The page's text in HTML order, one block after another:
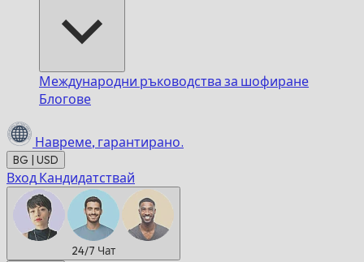
Международни ръководства за шофиране
Блогове
Навреме, гарантирано.
BG | USD
Вход Кандидатствай
24/7 Чат